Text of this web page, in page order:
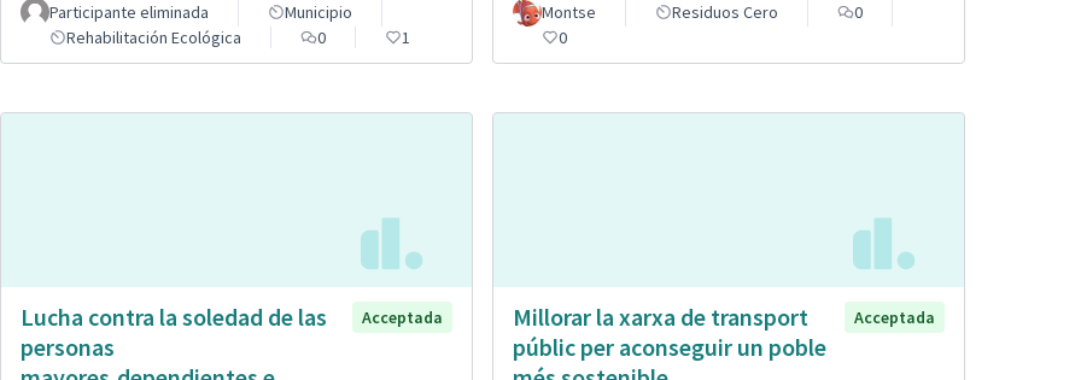
Participante eliminada
Municipio
Rehabilitación Ecológica
0 1
Montse Residuos Cero
0
0
Lucha contra la soledad de las
personas
Acceptada
Millorar la xarxa de transport
públic per aconseguir un poble
Acceptada